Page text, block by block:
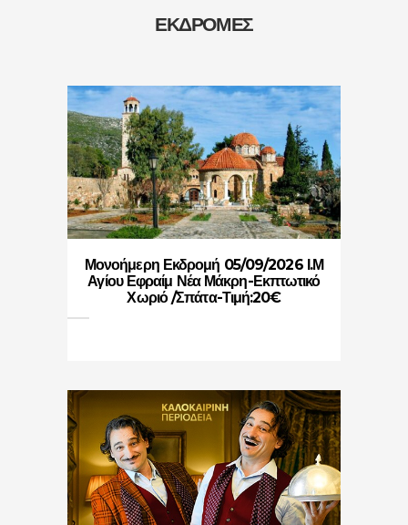
ΕΚΔΡΟΜΕΣ
Μονοήμερη Εκδρομή 05/09/2026 Ι.Μ
Αγίου Εφραίμ Νέα Μάκρη-Εκπτωτικό
Χωριό /Σπάτα-Τιμή:20€